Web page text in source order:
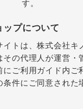
す。
ップについて
イトは、株式会社キ
その代理人が運営・
にご利用ガイド内ご
条件にご同意された